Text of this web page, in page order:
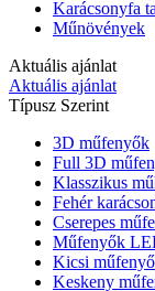
Karácsonyfa
Műnövények
Aktuális ajánlat
Aktuális ajánlat
Típusz Szerint
3D műfenyők
Full 3D
Klasszikus
Fehér
Cserepes
Műfenyők
Kicsi
Keskeny